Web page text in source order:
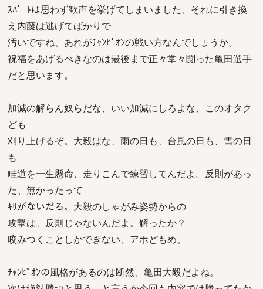
ｽﾊﾟｰﾄは思わず歓声を挙げてしまいました、それに引き換
え内藤は逃げてばかりで
汚いですね、あれがﾁｬﾝﾋﾟｵﾝの戦い方なんでしょうか。
祝福をあげるべきなのは最後まで正々堂々闘った亀田選手
だと思います。
加減の解らん奴らだな、いい加減にしろよな、このオタク
ども
刈り上げるぞ。大毅はな、雨の日も、台風の日も、雪の日
も
畦道を一生懸命、走りこんで練習してんだよ。反則があっ
た、無かったって
ｷﾘがないだろ。大毅のしゃがみ姿勢からの
攻撃は、反則じゃないんだよ。解ったか？
咬みつくことしかできない、アホどもめ。
ﾁｬﾝﾋﾟｵﾝの風格があるのは断然、亀田大毅だよね。